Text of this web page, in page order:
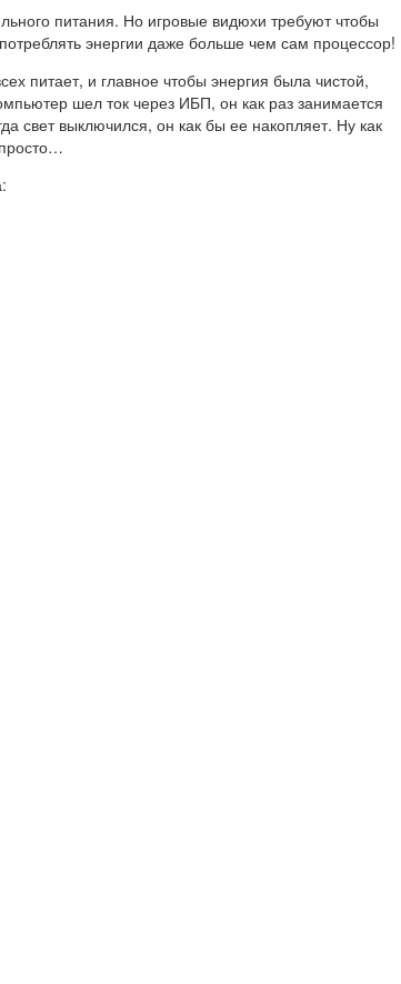
питания. Но игровые видюхи требуют чтобы
энергии даже больше чем сам процессор!
питает, и главное чтобы энергия была чистой,
шел ток через ИБП, он как раз занимается
свет выключился, он как бы ее накопляет. Ну как